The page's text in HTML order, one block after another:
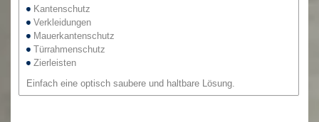
Kantenschutz
Verkleidungen
Mauerkantenschutz
Türrahmenschutz
Zierleisten
Einfach eine optisch saubere und haltbare Lösung.